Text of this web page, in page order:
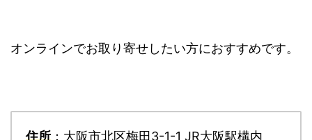
オンラインでお取り寄せしたい方におすすめです。
住所 ：大阪市北区梅田3-1-1 JR大阪駅構内